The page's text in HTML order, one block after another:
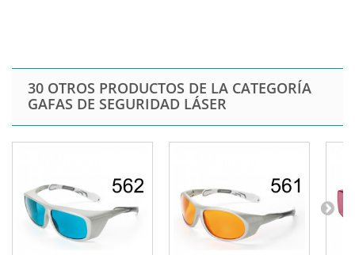
30 OTROS PRODUCTOS DE LA CATEGORÍA
GAFAS DE SEGURIDAD LÁSER